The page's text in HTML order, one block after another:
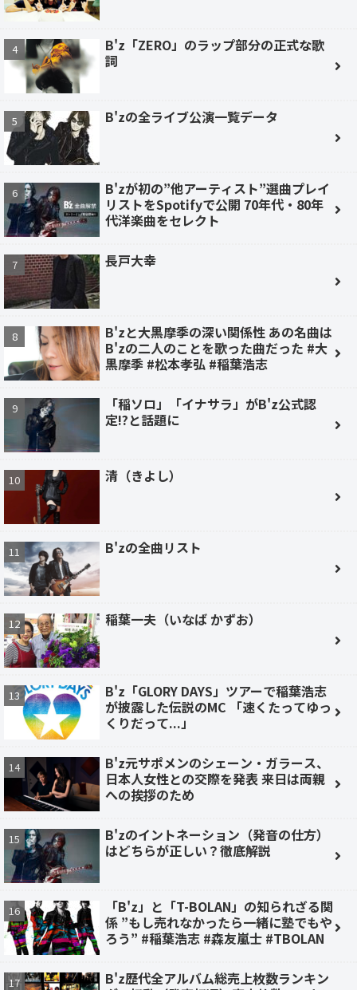
B'z「ZERO」のラップ部分の正式な歌
詞
B'zの全ライブ公演一覧データ
B'zが初の”他アーティスト”選曲プレイ
リストをSpotifyで公開 70年代・80年
代洋楽曲をセレクト
長戸大幸
B'zと大黒摩季の深い関係性 あの名曲は
B'zの二人のことを歌った曲だった #大
黒摩季 #松本孝弘 #稲葉浩志
「稲ソロ」「イナサラ」がB'z公式認
定!?と話題に
清（きよし）
B'zの全曲リスト
稲葉一夫（いなば かずお）
B'z「GLORY DAYS」ツアーで稲葉浩志
が披露した伝説のMC 「速くたってゆっ
くりだって...」
B'z元サポメンのシェーン・ガラース、
日本人女性との交際を発表 来日は両親
への挨拶のため
B'zのイントネーション（発音の仕方）
はどちらが正しい？徹底解説
「B'z」と「T-BOLAN」の知られざる関
係 ”もし売れなかったら一緒に塾でもや
ろう” #稲葉浩志 #森友嵐士 #TBOLAN
B'z歴代全アルバム総売上枚数ランキン